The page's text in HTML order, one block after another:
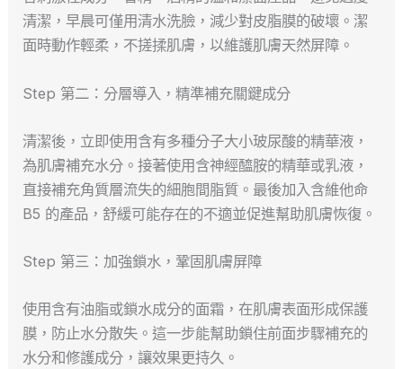
清潔，早晨可僅用清水洗臉，減少對皮脂膜的破壞。潔
面時動作輕柔，不搓揉肌膚，以維護肌膚天然屏障。
Step 第二：分層導入，精準補充關鍵成分
清潔後，立即使用含有多種分子大小玻尿酸的精華液，
為肌膚補充水分。接著使用含神經醯胺的精華或乳液，
直接補充角質層流失的細胞間脂質。最後加入含維他命
B5 的產品，舒緩可能存在的不適並促進幫助肌膚恢復。
Step 第三：加強鎖水，鞏固肌膚屏障
使用含有油脂或鎖水成分的面霜，在肌膚表面形成保護
膜，防止水分散失。這一步能幫助鎖住前面步驟補充的
水分和修護成分，讓效果更持久。